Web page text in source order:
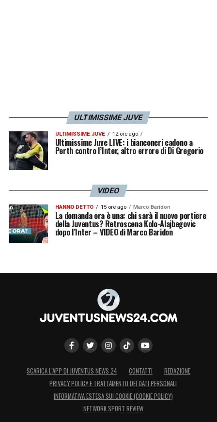
ULTIMISSIME JUVE
ULTIMISSIME JUVE 12 ore ago
Ultimissime Juve LIVE: i bianconeri cadono a
Perth contro l’Inter, altro errore di Di Gregorio
VIDEO
HANNO DETTO 15 ore ago Marco Baridon
La domanda ora è una: chi sarà il nuovo portiere
della Juventus? Retroscena Kolo-Alajbegovic
dopo l’Inter – VIDEO di Marco Baridon
SCARICA L’APP DI JUVENTUS NEWS 24 CONTATTI
REDAZIONE
PRIVACY POLICY E TRATTAMENTO DEI DATI PERSONALI
INFORMATIVA ESTESA SUI COOKIE (COOKIE POLICY)
NETWORK SPORT REVIEW